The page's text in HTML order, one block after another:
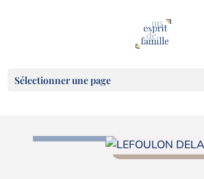
Sélectionner une page